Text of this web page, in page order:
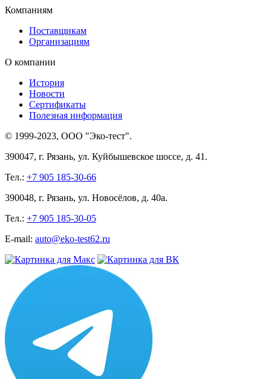
Компаниям
Поставщикам
Организациям
О компании
История
Новости
Сертификаты
Полезная информация
© 1999-2023, ООО "Эко-тест".
390047, г. Рязань, ул. Куйбышевское шоссе, д. 41.
Тел.: +7 905 185-30-66
390048, г. Рязань, ул. Новосёлов, д. 40а.
Тел.: +7 905 185-30-05
E-mail: auto@eko-test62.ru